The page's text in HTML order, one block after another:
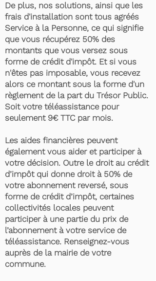
De plus, nos solutions, ainsi que les
frais d'installation sont tous agréés
Service à la Personne, ce qui signifie
que vous récupérez 50% des
montants que vous versez sous
forme de crédit d'impôt. Et si vous
n'êtes pas imposable, vous recevez
alors ce montant sous la forme d'un
règlement de la part du Trésor Public.
Soit votre téléassistance pour
seulement 9€ TTC par mois.
Les aides financières peuvent
également vous aider et participer à
votre décision. Outre le droit au crédit
d’impôt qui donne droit à 50% de
votre abonnement reversé, sous
forme de crédit d’impôt, certaines
collectivités locales peuvent
participer à une partie du prix de
l’abonnement à votre service de
téléassistance. Renseignez-vous
auprès de la mairie de votre
commune.